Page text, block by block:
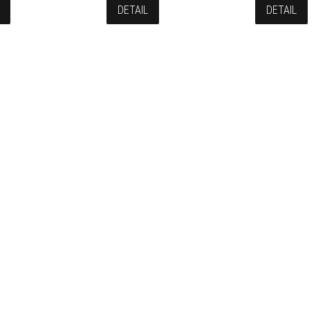
DETAIL DETAIL